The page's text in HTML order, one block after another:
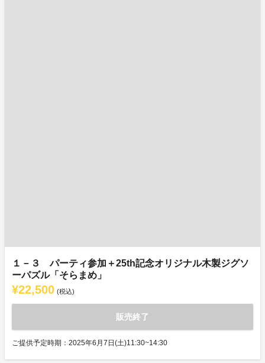
１－３ パーティ参加＋25th記念オリジナル木製ジグソ
ーパズル「そらまめ」
¥22,500 (税込)
販売終了
ご提供予定時期：2025年6月7日(土)11:30~14:30